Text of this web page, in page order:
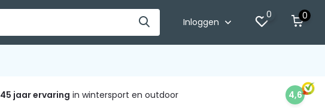
Inloggen
0 0
45 jaar ervaring in wintersport en outdoor 4,6